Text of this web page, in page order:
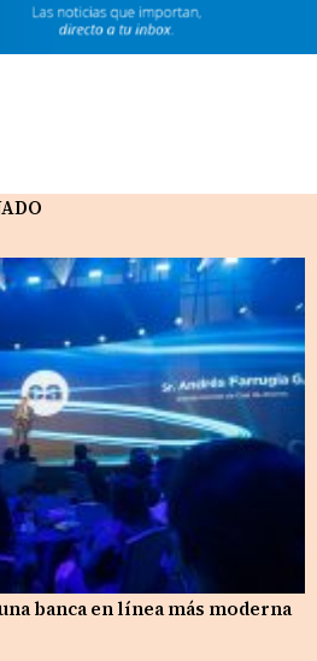
banca en línea más moderna